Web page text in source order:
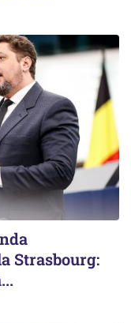
Strasbourg: